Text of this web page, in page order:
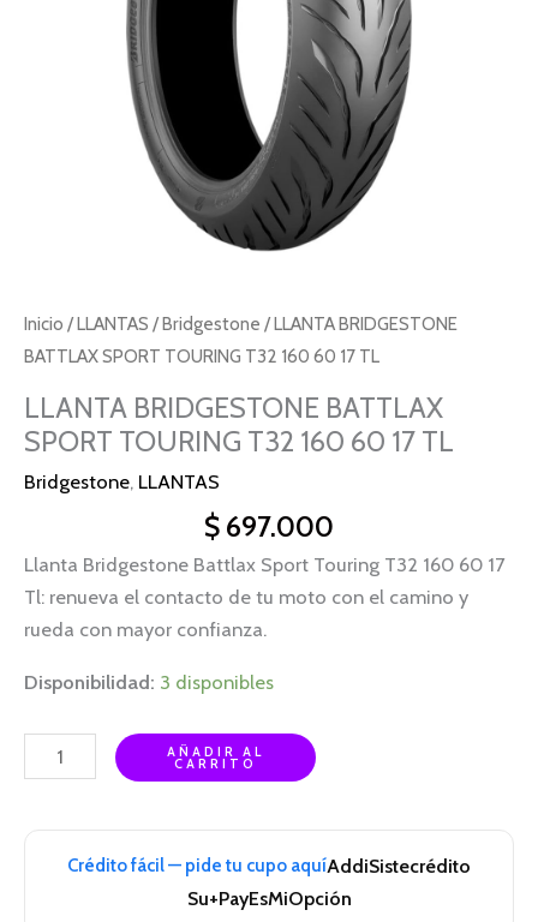
Inicio /LLANTAS /Bridgestone / LLANTA BRIDGESTONE
BATTLAX SPORT TOURING T32 160 60 17 TL
LLANTA BRIDGESTONE BATTLAX
SPORT TOURING T32 160 60 17 TL
Bridgestone, LLANTAS
$ 697.000
Llanta Bridgestone Battlax Sport Touring T32 160 60 17
Tl: renueva el contacto de tu moto con el camino y
rueda con mayor confianza.
Disponibilidad: 3 disponibles
AÑADIR AL
CARRITO
Crédito fácil — pide tu cupo aquíAddiSistecrédito
Su+PayEsMiOpción